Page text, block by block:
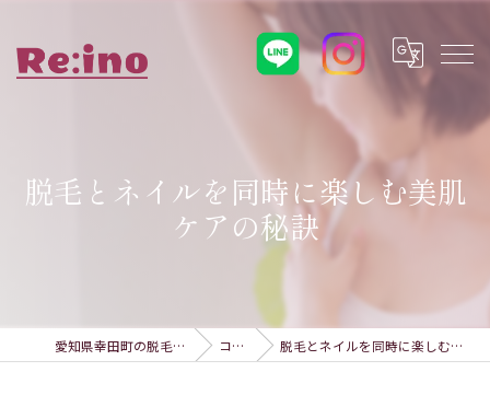
脱毛とネイルを同時に楽しむ美肌
ケアの秘訣
愛知県幸田町の脱毛ならRe:ino コラム 脱毛とネイルを同時に楽しむ美肌ケアの秘訣